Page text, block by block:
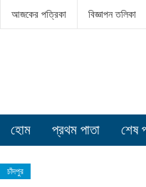
আজকের পত্রিকা বিজ্ঞাপন তলিকা
হোম প্রথম পাতা শেষ
চাঁদপুর